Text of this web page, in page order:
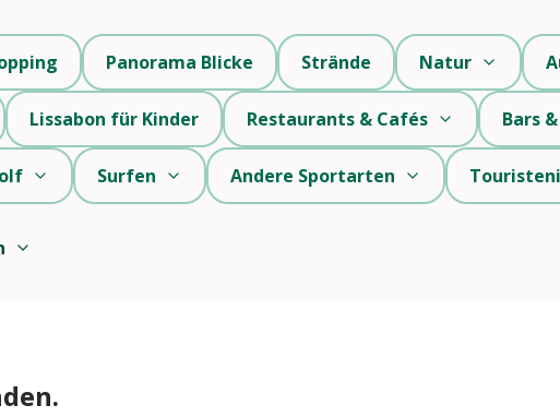
Panorama Blicke Strände Natur
Lissabon für Kinder Restaurants & Cafés Bars
Surfen Andere Sportarten